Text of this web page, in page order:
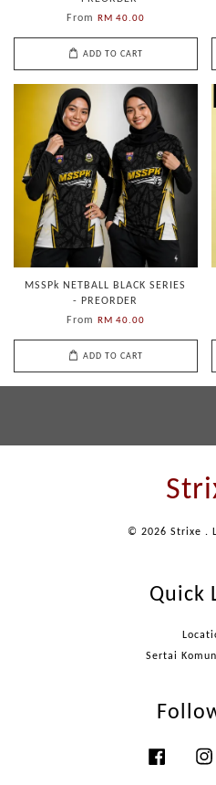
From
RM 40.00
ADD TO CART
MSSPk NETBALL BLACK SERIES
- PREORDER
From
RM 40.00
ADD TO CART
© 2026 Strixe .
Quick
Sertai
Facebook